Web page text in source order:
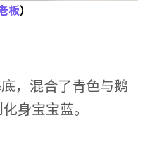
板）
，混合了青色与鹅
身宝宝蓝。